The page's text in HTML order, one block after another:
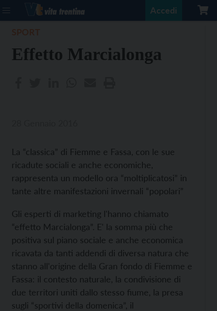
Accedi
Effetto Marcialonga
La “classica” di Fiemme e Fassa, con le sue
ricadute sociali e anche economiche,
rappresenta un modello ora “moltiplicatosi” in
tante altre manifestazioni invernali “popolari”
Gli esperti di marketing l'hanno chiamato
“effetto Marcialonga”. E' la somma più che
positiva sul piano sociale e anche economica
ricavata da tanti addendi di diversa natura che
stanno all'origine della Gran fondo di Fiemme e
Fassa: il contesto naturale, la condivisione di
due territori uniti dallo stesso fiume, la presa
sugli “sportivi della domenica”, il